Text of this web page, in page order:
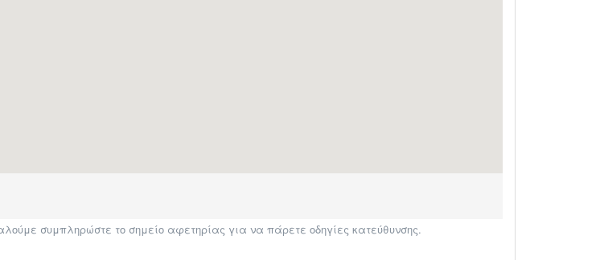
συμπληρώστε το σημείο αφετηρίας για να πάρετε οδηγίες κατεύθυνσης.